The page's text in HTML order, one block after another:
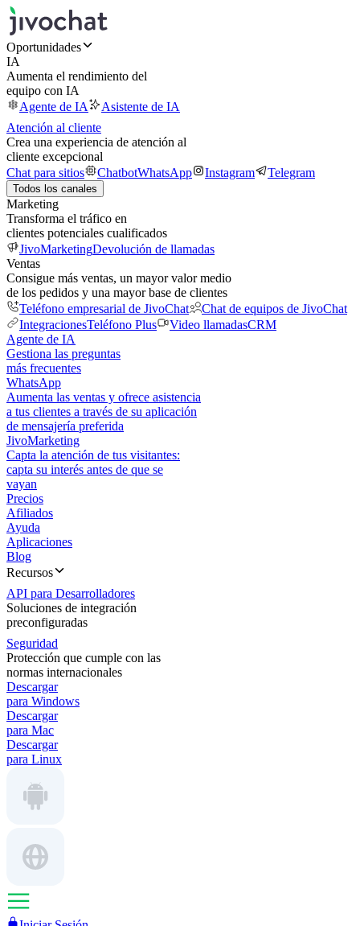
Oportunidades
IA
Aumenta el rendimiento del
equipo con IA
Agente de IA
Asistente de IA
Atención al cliente
Crea una experiencia de atención al
cliente excepcional
Chat para sitios
ChatbotWhatsApp Instagram Telegram
Todos los canales
Marketing
Transforma el tráfico en
clientes potenciales cualificados
JivoMarketingDevolución de llamadas
Ventas
Consigue más ventas, un mayor valor medio
de los pedidos y una mayor base de clientes
Teléfono empresarial de JivoChat
Chat de equipos de JivoChat
IntegracionesTeléfono Plus Video llamadasCRM
Agente de IA
Gestiona las preguntas
más frecuentes
WhatsApp
Aumenta las ventas y ofrece asistencia
a tus clientes a través de su aplicación
de mensajería preferida
JivoMarketing
Capta la atención de tus visitantes:
capta su interés antes de que se
vayan
Precios
Afiliados
Ayuda
Aplicaciones
Blog
Recursos
API para Desarrolladores
Soluciones de integración
preconfiguradas
Seguridad
Protección que cumple con las
normas internacionales
Descargar
para Windows
Descargar
para Mac
Descargar
para Linux